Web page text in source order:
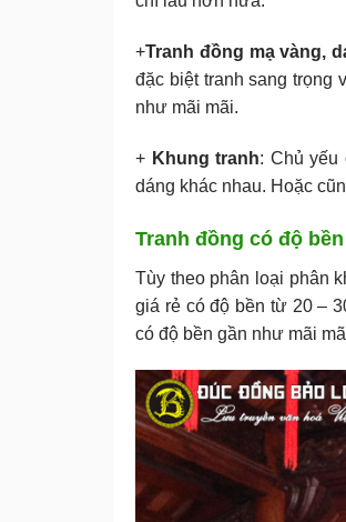
+Tranh đồng mạ vàng,
đặc biệt tranh sang trọng
như mãi mãi.
+ Khung tranh: Chủ yếu
dáng khác nhau. Hoặc
Tranh đồng có độ
Tùy theo phân loại phân
giá rẻ có độ bền từ 20 –
có độ bền gần như mãi